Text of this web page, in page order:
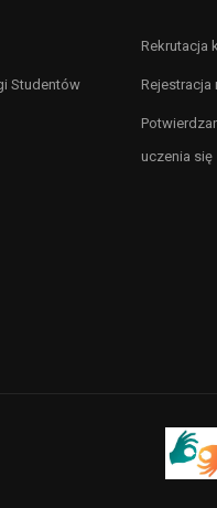
Studentów
Rekrutacja
Rejestracja
uczenia się